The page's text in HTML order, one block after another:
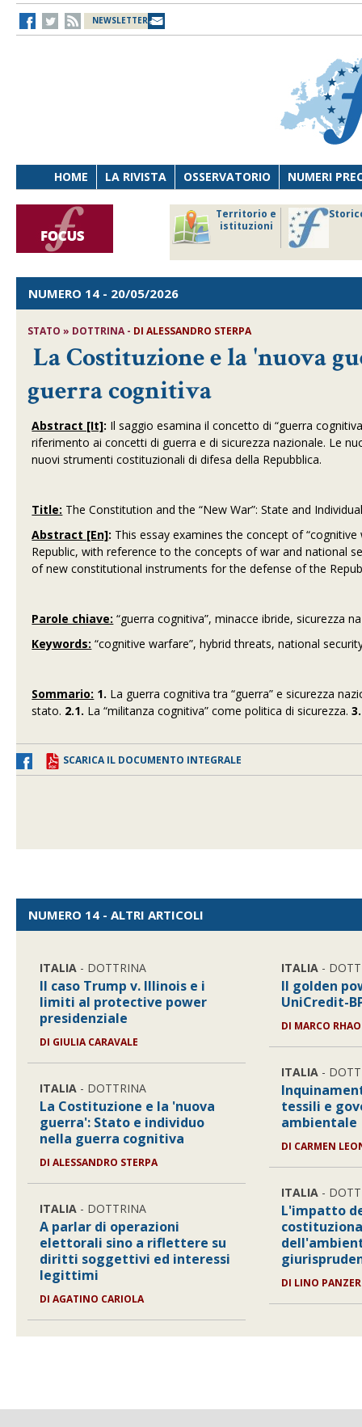
NEWSLETTER
HOME LA RIVISTA OSSERVATORIO NUMERI
Territorio e
istituzioni
NUMERO 14 - 20/05/2026
STATO » DOTTRINA - DIALESSANDRO STERPA
La Costituzione e la 'nuova
guerra cognitiva
Abstract [It]: Il saggio esamina il concetto di “guerra
riferimento ai concetti di guerra e di sicurezza nazionale. Le
nuovi strumenti costituzionali di difesa della Repubblica.
Title: The Constitution and the “New War”: State and
Abstract [En]: This essay examines the concept of
Republic, with reference to the concepts of war and national
of new constitutional instruments for the defense of the
Parole chiave: “guerra cognitiva”, minacce ibride, sicurezza
Keywords: “cognitive warfare”, hybrid threats, national
Sommario: 1. La guerra cognitiva tra “guerra” e sicurezza
stato. 2.1. La “militanza cognitiva” come politica di sicurezza.3.
SCARICA IL DOCUMENTO INTEGRALE
NUMERO 14 - ALTRI ARTICOLI
ITALIA - DOTTRINA
Il caso Trump v. Illinois e i
limiti al protective power
presidenziale
DI GIULIA CARAVALE
ITALIA - DOTTRINA
La Costituzione e la 'nuova
guerra': Stato e individuo
nella guerra cognitiva
DIALESSANDRO STERPA
ITALIA - DOTTRINA
A parlar di operazioni
elettorali sino a riflettere su
diritti soggettivi ed interessi
legittimi
DIAGATINO CARIOLA
ITALIA -
Il golden
UniCredit-
DI MARCO RHAO
ITALIA -
tessili e
ambientale
DI CARMEN
ITALIA -
L'impatto
DI LINO